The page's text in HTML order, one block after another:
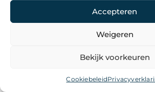
Accepteren
Weigeren
Bekijk voorkeuren
Cookiebeleid
11 / 04 / 2025